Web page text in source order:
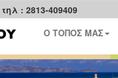
: 2813-409409
Ο ΤΟΠΟΣ ΜΑΣ